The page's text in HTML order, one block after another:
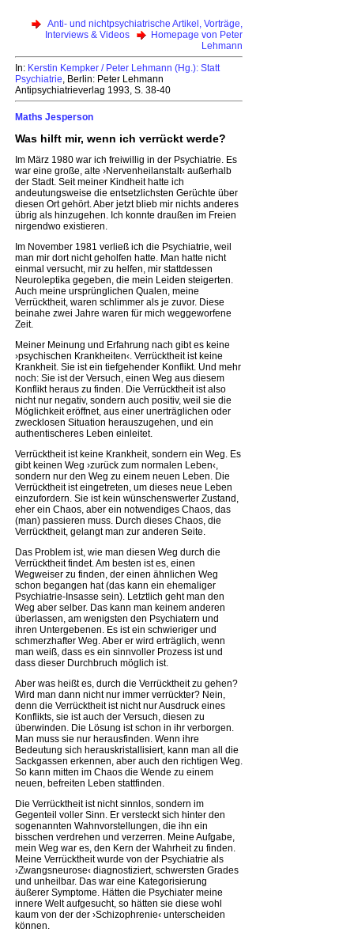
Anti- und nichtpsychiatrische Artikel, Vorträge,
Interviews & Videos
Homepage von Peter
Lehmann
In: Kerstin Kempker / Peter Lehmann (Hg.): Statt
Psychiatrie, Berlin: Peter Lehmann
Antipsychiatrieverlag 1993, S. 38-40
Maths Jesperson
Was hilft mir, wenn ich verrückt werde?
Im März 1980 war ich freiwillig in der Psychiatrie. Es
war eine große, alte ›Nervenheilanstalt‹ außerhalb
der Stadt. Seit meiner Kindheit hatte ich
andeutungsweise die entsetzlichsten Gerüchte über
diesen Ort gehört. Aber jetzt blieb mir nichts anderes
übrig als hinzugehen. Ich konnte draußen im Freien
nirgendwo existieren.
Im November 1981 verließ ich die Psychiatrie, weil
man mir dort nicht geholfen hatte. Man hatte nicht
einmal versucht, mir zu helfen, mir stattdessen
Neuroleptika gegeben, die mein Leiden steigerten.
Auch meine ursprünglichen Qualen, meine
Verrücktheit, waren schlimmer als je zuvor. Diese
beinahe zwei Jahre waren für mich weggeworfene
Zeit.
Meiner Meinung und Erfahrung nach gibt es keine
›psychischen Krankheiten‹. Verrücktheit ist keine
Krankheit. Sie ist ein tiefgehender Konflikt. Und mehr
noch: Sie ist der Versuch, einen Weg aus diesem
Konflikt heraus zu finden. Die Verrücktheit ist also
nicht nur negativ, sondern auch positiv, weil sie die
Möglichkeit eröffnet, aus einer unerträglichen oder
zwecklosen Situation herauszugehen, und ein
authentischeres Leben einleitet.
Verrücktheit ist keine Krankheit, sondern ein Weg. Es
gibt keinen Weg ›zurück zum normalen Leben‹,
sondern nur den Weg zu einem neuen Leben. Die
Verrücktheit ist eingetreten, um dieses neue Leben
einzufordern. Sie ist kein wünschenswerter Zustand,
eher ein Chaos, aber ein notwendiges Chaos, das
(man) passieren muss. Durch dieses Chaos, die
Verrücktheit, gelangt man zur anderen Seite.
Das Problem ist, wie man diesen Weg durch die
Verrücktheit findet. Am besten ist es, einen
Wegweiser zu finden, der einen ähnlichen Weg
schon begangen hat (das kann ein ehemaliger
Psychiatrie-Insasse sein). Letztlich geht man den
Weg aber selber. Das kann man keinem anderen
überlassen, am wenigsten den Psychiatern und
ihren Untergebenen. Es ist ein schwieriger und
schmerzhafter Weg. Aber er wird erträglich, wenn
man weiß, dass es ein sinnvoller Prozess ist und
dass dieser Durchbruch möglich ist.
Aber was heißt es, durch die Verrücktheit zu gehen?
Wird man dann nicht nur immer verrückter? Nein,
denn die Verrücktheit ist nicht nur Ausdruck eines
Konflikts, sie ist auch der Versuch, diesen zu
überwinden. Die Lösung ist schon in ihr verborgen.
Man muss sie nur herausfinden. Wenn ihre
Bedeutung sich herauskristallisiert, kann man all die
Sackgassen erkennen, aber auch den richtigen Weg.
So kann mitten im Chaos die Wende zu einem
neuen, befreiten Leben stattfinden.
Die Verrücktheit ist nicht sinnlos, sondern im
Gegenteil voller Sinn. Er versteckt sich hinter den
sogenannten Wahnvorstellungen, die ihn ein
bisschen verdrehen und verzerren. Meine Aufgabe,
mein Weg war es, den Kern der Wahrheit zu finden.
Meine Verrücktheit wurde von der Psychiatrie als
›Zwangsneurose‹ diagnostiziert, schwersten Grades
und unheilbar. Das war eine Kategorisierung
äußerer Symptome. Hätten die Psychiater meine
innere Welt aufgesucht, so hätten sie diese wohl
kaum von der der ›Schizophrenie‹ unterscheiden
können.